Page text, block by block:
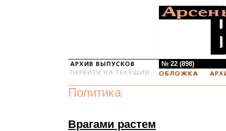
№ 22 (898)
Политика
Врагами растем